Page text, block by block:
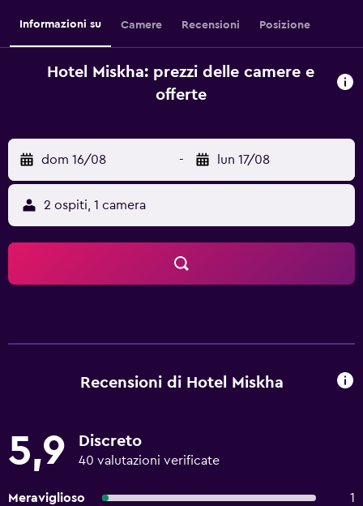
Informazioni su Camere Recensioni Posizione
Hotel Miskha: prezzi delle camere e
offerte
dom 16/08 - lun 17/08
2 ospiti, 1 camera
Recensioni di Hotel Miskha
5,9 Discreto
40 valutazioni verificate
Meraviglioso
1